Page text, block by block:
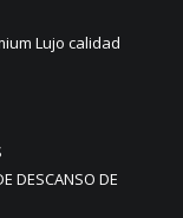
Lujo calidad
DESCANSO DE